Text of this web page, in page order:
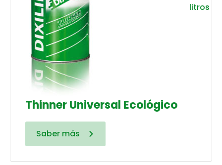
litros
Thinner Universal Ecológico
Saber más